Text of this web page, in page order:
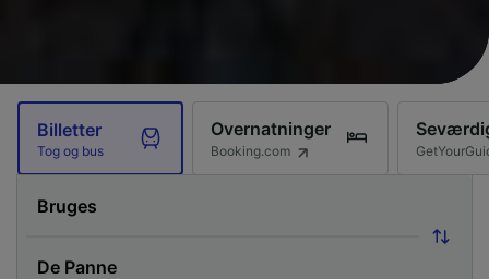
Billetter
Tog og bus
Overnatninger
Booking.com